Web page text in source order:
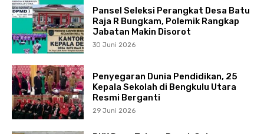
Pansel Seleksi Perangkat Desa Batu
Raja R Bungkam, Polemik Rangkap
Jabatan Makin Disorot
30 Juni 2026
Penyegaran Dunia Pendidikan, 25
Kepala Sekolah di Bengkulu Utara
Resmi Berganti
29 Juni 2026